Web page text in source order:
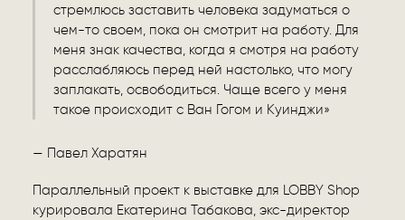
стремлюсь заставить человека задуматься о
чем-то своем, пока он смотрит на работу. Для
меня знак качества, когда я смотря на работу
расслабляюсь перед ней настолько, что могу
заплакать, освободиться. Чаще всего у меня
такое происходит с Ван Гогом и Куинджи»
— Павел Харатян
Параллельный проект к выставке для LOBBY Shop
курировала Екатерина Табакова, экс-директор